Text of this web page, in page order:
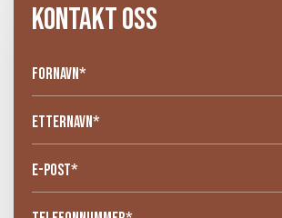
KONTAKT OSS